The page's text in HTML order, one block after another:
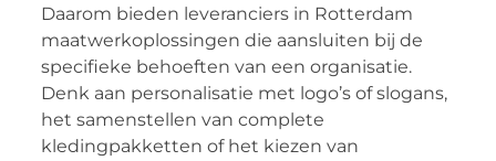
Daarom bieden leveranciers in Rotterdam
maatwerkoplossingen die aansluiten bij de
specifieke behoeften van een organisatie.
Denk aan personalisatie met logo’s of slogans,
het samenstellen van complete
kledingpakketten of het kiezen van